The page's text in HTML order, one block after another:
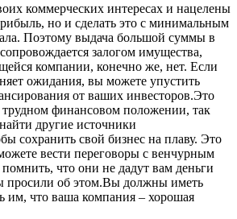
коммерческих интересах и нацелены
но и сделать это с минимальным
Поэтому выдача большой суммы в
залогом имущества,
компании, конечно же, нет. Если
ожидания, вы можете упустить
от ваших инвесторов.Это
трудном финансовом положении, так
другие источники
сохранить свой бизнес на плаву. Это
вести переговоры с венчурным
что они не дадут вам деньги
просили об этом.Вы должны иметь
им, что ваша компания – хорошая